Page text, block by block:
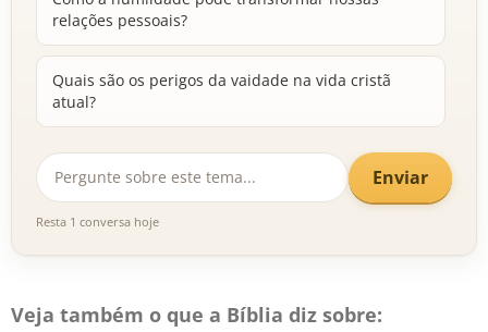
relações pessoais?
Quais são os perigos da vaidade na vida cristã
atual?
Enviar
Resta 1 conversa hoje
Veja também o que a Bíblia diz sobre: